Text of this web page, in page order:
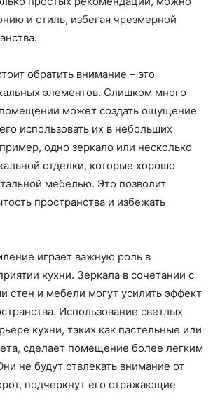
и стиль, избегая чрезмерной
обратить внимание – это
элементов. Слишком много
может создать ощущение
использовать их в небольших
одно зеркало или несколько
отделки, которые хорошо
мебелью. Это позволит
пространства и избежать
играет важную роль в
кухни. Зеркала в сочетании с
стен и мебели могут усилить эффект
Использование светлых
кухни, таких как пастельные или
сделает помещение более легким
не будут отвлекать внимание от
подчеркнут его отражающие